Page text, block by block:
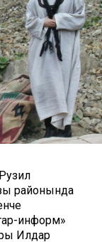
районында
информ»
Илдар